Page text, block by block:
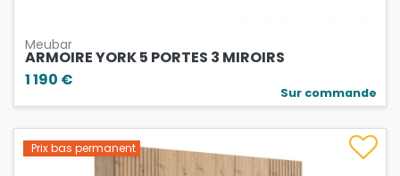
Meubar
ARMOIRE YORK 5 PORTES 3 MIROIRS
1 190 €
Sur commande
Prix bas permanent